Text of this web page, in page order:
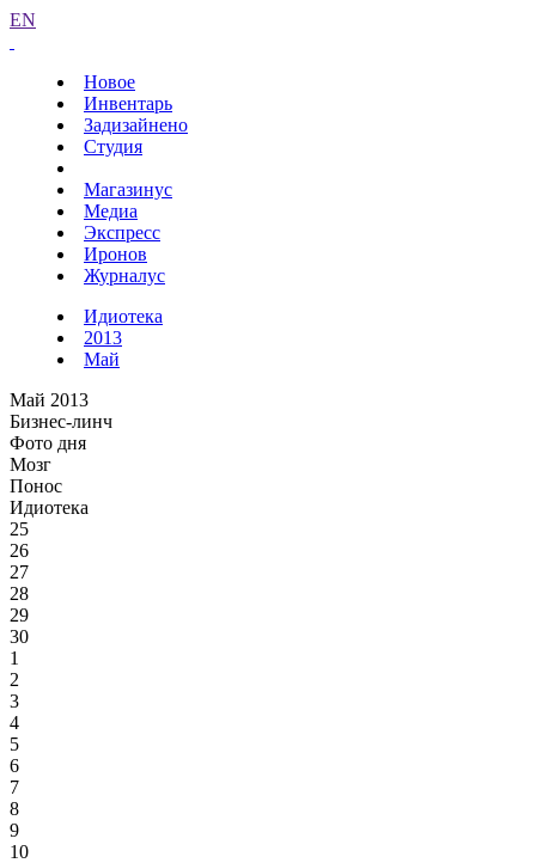
EN
Новое
Инвентарь
Задизайнено
Студия
Магазинус
Медиа
Экспресс
Иронов
Журналус
Идиотека
2013
Май
Май 2013
Бизнес-линч
Фото дня
Мозг
Понос
Идиотека
25
26
27
28
29
30
1
2
3
4
5
6
7
8
9
10